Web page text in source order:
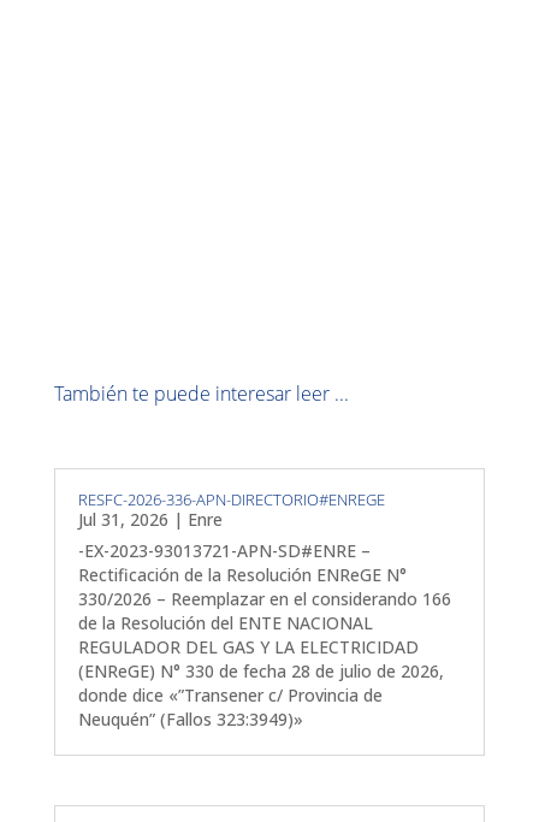
También te puede interesar leer ...
RESFC-2026-336-APN-DIRECTORIO#ENREGE
Jul 31, 2026 | Enre
-EX-2023-93013721-APN-SD#ENRE –
Rectificación de la Resolución ENReGE N°
330/2026 – Reemplazar en el considerando 166
de la Resolución del ENTE NACIONAL
REGULADOR DEL GAS Y LA ELECTRICIDAD
(ENReGE) N° 330 de fecha 28 de julio de 2026,
donde dice «”Transener c/ Provincia de
Neuquén” (Fallos 323:3949)»